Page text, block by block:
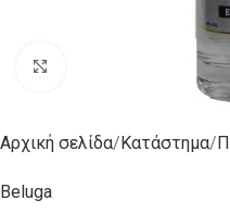
Αρχική σελίδα Κατάστημα
Beluga